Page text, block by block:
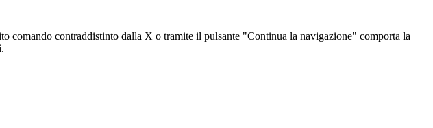
comando contraddistinto dalla X o tramite il pulsante "Continua la navigazione" comporta la